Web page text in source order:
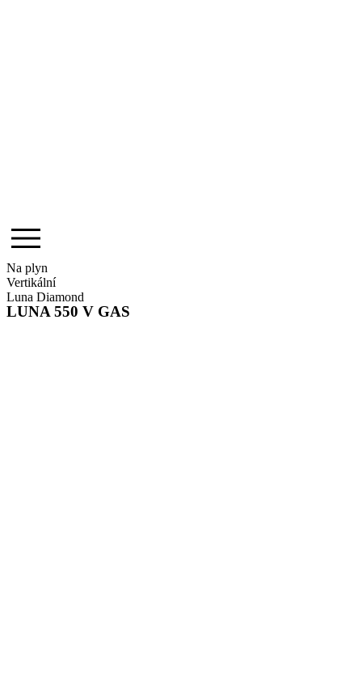
Na plyn
Vertikální
Luna Diamond
LUNA 550 V GAS